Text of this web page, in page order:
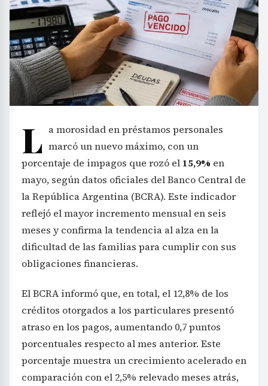
L a morosidad en préstamos personales
marcó un nuevo máximo, con un
porcentaje de impagos que rozó el 15,9% en
mayo, según datos oficiales del Banco Central de
la República Argentina (BCRA). Este indicador
reflejó el mayor incremento mensual en seis
meses y confirma la tendencia al alza en la
dificultad de las familias para cumplir con sus
obligaciones financieras.
El BCRA informó que, en total, el 12,8% de los
créditos otorgados a los particulares presentó
atraso en los pagos, aumentando 0,7 puntos
porcentuales respecto al mes anterior. Este
porcentaje muestra un crecimiento acelerado en
comparación con el 2,5% relevado meses atrás,